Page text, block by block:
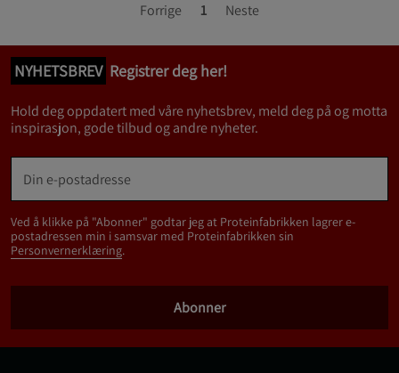
Forrige 1 Neste
NYHETSBREV Registrer deg her!
Hold deg oppdatert med våre nyhetsbrev, meld deg på og motta
inspirasjon, gode tilbud og andre nyheter.
Ved å klikke på "Abonner" godtar jeg at Proteinfabrikken lagrer e-
postadressen min i samsvar med Proteinfabrikken sin
Personvernerklæring.
Abonner